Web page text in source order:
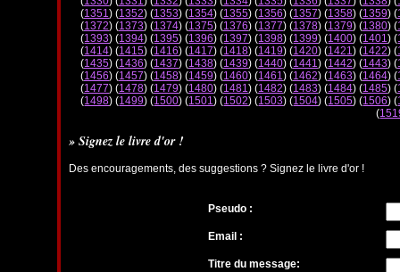
(1351) (1352) (1353) (1354) (1355) (1356) (1357) (1358) (1359) (
(1372) (1373) (1374) (1375) (1376) (1377) (1378) (1379) (1380) (
(1393) (1394) (1395) (1396) (1397) (1398) (1399) (1400) (1401) (
(1414) (1415) (1416) (1417) (1418) (1419) (1420) (1421) (1422) (
(1435) (1436) (1437) (1438) (1439) (1440) (1441) (1442) (1443) (
(1456) (1457) (1458) (1459) (1460) (1461) (1462) (1463) (1464) (
(1477) (1478) (1479) (1480) (1481) (1482) (1483) (1484) (1485) (
(1498) (1499) (1500) (1501) (1502) (1503) (1504) (1505) (1506) (
(
» Signez le livre d'or !
Des encouragements, des suggestions ? Signez le livre d'or !
Pseudo :
Email :
Titre du message: